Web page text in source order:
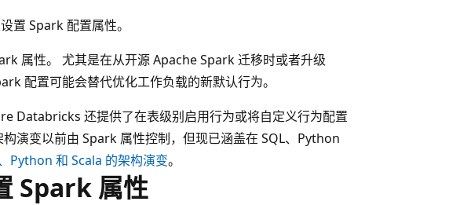
置 Spark 配置属性。
属性。 尤其是在从开源 Apache Spark 迁移时或者升级
配置可能会替代优化工作负载的新默认行为。
Databricks 还提供了在表级别启用行为或将自定义行为配置
演变以前由 Spark 属性控制，但现已涵盖在 SQL、Python
Python 和 Scala 的架构演变。
Spark 属性